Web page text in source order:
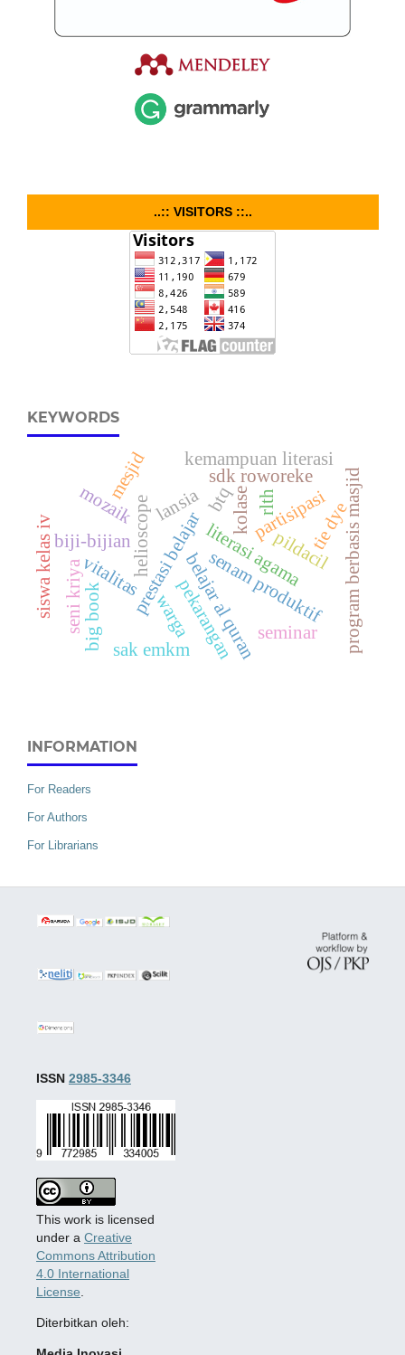
..:: VISITORS ::..
KEYWORDS
helioscope
prestasi belajarbelajar al quran
literasi agama
kolase
biji-bijian
mozaik
senam produktif
vitalitas
siswa kelas iv
pekarangan
sdk roworeke
warga
lansia partisipasi
seni kriya
mesjid
pildacil
big book
kemampuan literasi
btq
sak emkm
rlth
seminar program berbasis masjid
tie dye
INFORMATION
For Readers
For Authors
For Librarians
ISSN 2985-3346
This work is licensed
under a Creative
Commons Attribution
4.0 International
License.
Diterbitkan oleh: